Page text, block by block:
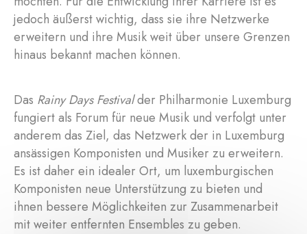
jedoch äußerst wichtig, dass sie ihre Netzwerke
erweitern und ihre Musik weit über unsere Grenzen
hinaus bekannt machen können.
Das Rainy Days Festivalder Philharmonie Luxemburg
fungiert als Forum für neue Musik und verfolgt unter
anderem das Ziel, das Netzwerk der in Luxemburg
ansässigen Komponisten und Musiker zu erweitern.
Es ist daher ein idealer Ort, um luxemburgischen
Komponisten neue Unterstützung zu bieten und
ihnen bessere Möglichkeiten zur Zusammenarbeit
mit weiter entfernten Ensembles zu geben.